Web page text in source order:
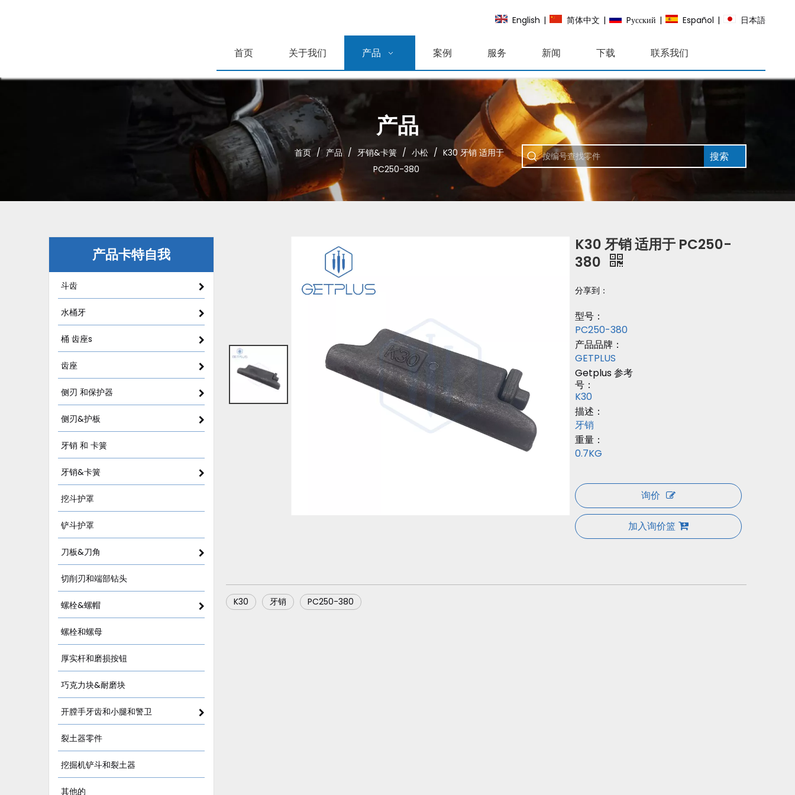
English | 简体中文 | Pусский | Español | 日本語
首页 关于我们 产品 案例 服务 新闻 下载 联系我们
产品
首页 / 产品 / 牙销&卡簧 / 小松 / K30 牙销 适用于
PC250-380
搜索
产品卡特自我
斗齿
水桶牙
桶 齿座s
齿座
侧刃 和保护器
侧刃&护板
牙销 和 卡簧
牙销&卡簧
挖斗护罩
铲斗护罩
刀板&刀角
切削刃和端部钻头
螺栓&螺帽
螺栓和螺母
厚实杆和磨损按钮
巧克力块&耐磨块
开膛手牙齿和小腿和警卫
裂土器零件
挖掘机铲斗和裂土器
其他的
K30 牙销 适用于 PC250-
380
分享到：
型号：
PC250-380
产品品牌：
GETPLUS
Getplus 参考
号：
K30
描述：
牙销
重量：
0.7KG
询价
加入询价篮
K30 牙销 PC250-380